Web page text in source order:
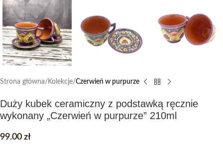
Strona główna Kolekcje Czerwień w purpurze
Duży kubek ceramiczny z podstawką ręcznie
wykonany „Czerwień w purpurze” 210ml
99.00 zł